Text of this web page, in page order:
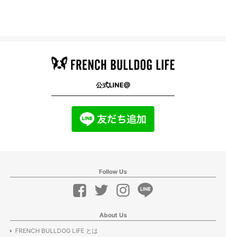
公式LINE@
Follow Us
About Us
FRENCH BULLDOG LIFE とは